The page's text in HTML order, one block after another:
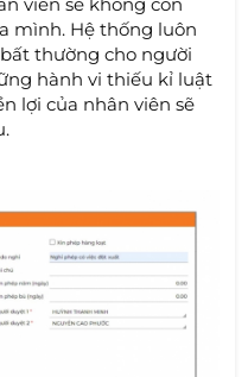
mình. Hệ thống luôn
thường cho người
hành vi thiếu kỉ luật
lợi của nhân viên sẽ